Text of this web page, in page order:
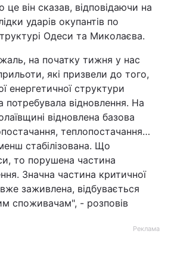
він сказав, відповідаючи на
ударів окупантів по
Одеси та Миколаєва.
на початку тижня у нас
які призвели до того,
енергетичної структури
потребувала відновлення. На
відновлена базова
теплопостачання…
стабілізована. Що
то порушена частина
Значна частина критичної
заживлена, відбувається
споживачам", - розповів
Реклама